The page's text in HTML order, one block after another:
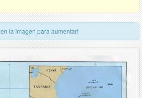
en la imagen para aumentar!